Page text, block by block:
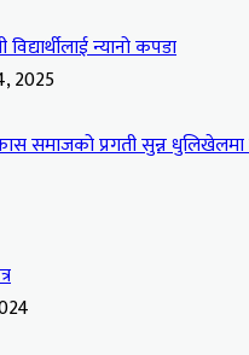
विद्यार्थीलाई न्यानो कपडा
2025
समाजको प्रगती सुन्न धुलिखेलमा